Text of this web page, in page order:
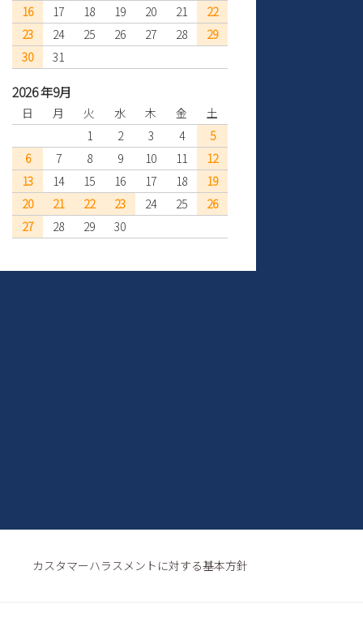
16
17 18 19 20 21
22
23
24 25 26 27 28
29
30
31
2026 年9月
日 月 火 水 木 金
土
1
2 3 4
5
6
7 8 9 10 11
12
13
14 15 16 17 18
19
20
21 22 23 24 25
26
27
28 29 30
カスタマーハラスメントに対する基本方針